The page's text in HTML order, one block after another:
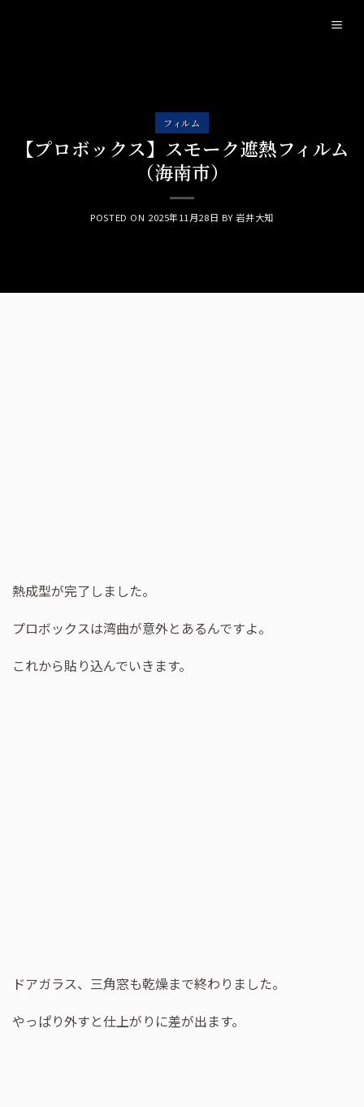
フィルム
【プロボックス】スモーク遮熱フィルム
（海南市）
POSTED ON 2025年11月28日 BY岩井大知
熱成型が完了しました。
プロボックスは湾曲が意外とあるんですよ。
これから貼り込んでいきます。
ドアガラス、三角窓も乾燥まで終わりました。
やっぱり外すと仕上がりに差が出ます。